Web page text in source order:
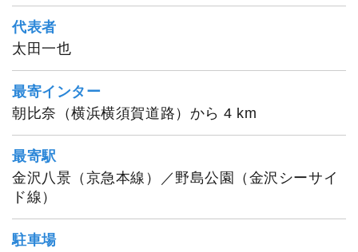
代表者
太田一也
最寄インター
朝比奈（横浜横須賀道路）から 4 km
最寄駅
金沢八景（京急本線）／野島公園（金沢シーサイ
ド線）
駐車場